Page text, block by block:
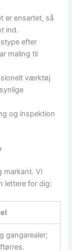
er ensartet, så
ind.
efter
maling til
værktøj
og inspektion
markant. Vi
lettere for dig:
gangarealer;